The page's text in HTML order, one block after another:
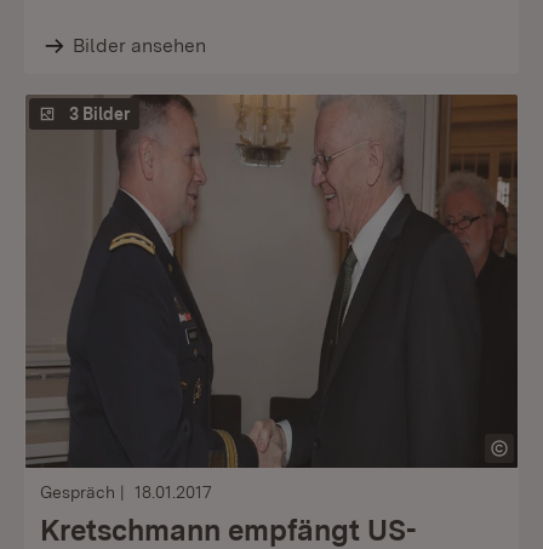
Bilder ansehen
3 Bilder
Gespräch 18.01.2017
Kretschmann empfängt US-